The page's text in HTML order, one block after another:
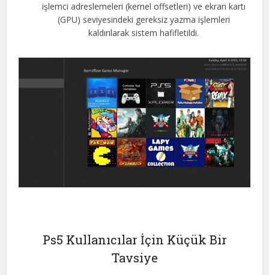
işlemci adreslemeleri (kernel offsetleri) ve ekran kartı
(GPU) seviyesindeki gereksiz yazma işlemleri
kaldırılarak sistem hafifletildi.
Ps5 Kullanıcılar İçin Küçük Bir
Tavsiye